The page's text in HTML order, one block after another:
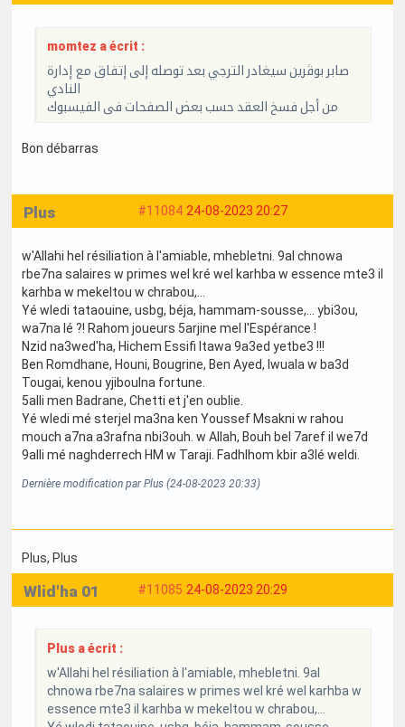
momtez a écrit :
صابر بوڨرين سيغادر الترجي بعد توصله إلى إتفاق مع إدارة
النادي
من أجل فسخ العقد حسب بعض الصفحات فى الفيسبوك
Bon débarras
#11084 24-08-2023 20:27
Plus
w'Allahi hel résiliation à l'amiable, mhebletni. 9al chnowa
rbe7na salaires w primes wel kré wel karhba w essence mte3 il
karhba w mekeltou w chrabou,...
Yé wledi tataouine, usbg, béja, hammam-sousse,... ybi3ou,
wa7na lé ?! Rahom joueurs 5arjine mel l'Espérance !
Nzid na3wed'ha, Hichem Essifi ltawa 9a3ed yetbe3 !!!
Ben Romdhane, Houni, Bougrine, Ben Ayed, Iwuala w ba3d
Tougai, kenou yjiboulna fortune.
5alli men Badrane, Chetti et j'en oublie.
Yé wledi mé sterjel ma3na ken Youssef Msakni w rahou
mouch a7na a3rafna nbi3ouh. w Allah, Bouh bel 7aref il we7d
9alli mé naghderrech HM w Taraji. Fadhlhom kbir a3lé weldi.
Dernière modification par Plus (24-08-2023 20:33)
Plus, Plus
#11085 24-08-2023 20:29
Wlid'ha 01
Plus a écrit :
w'Allahi hel résiliation à l'amiable, mhebletni. 9al
chnowa rbe7na salaires w primes wel kré wel karhba w
essence mte3 il karhba w mekeltou w chrabou,...